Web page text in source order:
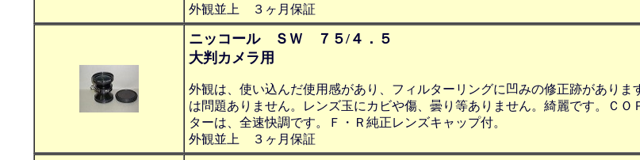
外観並上 ３ヶ月保証
ニッコール ＳＷ ７５/４．５
大判カメラ用
外観は、使い込んだ使用感があり、フィルターリングに凹みの修正跡がありま
は問題ありません。レンズ玉にカビや傷、曇り等ありません。綺麗です。ＣＯ
ターは、全速快調です。Ｆ・Ｒ純正レンズキャップ付。
外観並上 ３ヶ月保証